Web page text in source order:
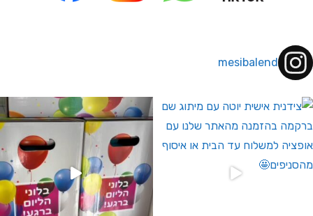
mesibalend
לחברי מועדון ומצטרפים חדשים🤍